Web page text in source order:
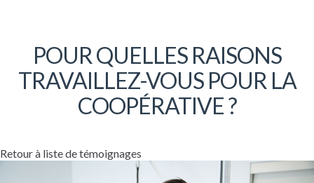
POUR QUELLES RAISONS
TRAVAILLEZ-VOUS POUR LA
COOPÉRATIVE ?
Retour à liste de témoignages